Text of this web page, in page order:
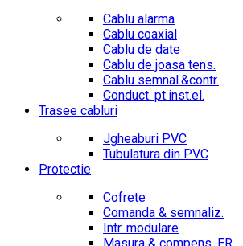
Cablu alarma
Cablu coaxial
Cablu de date
Cablu de joasa tens.
Cablu semnal.&contr.
Conduct. pt.inst.el.
Trasee cabluri
Jgheaburi PVC
Tubulatura din PVC
Protectie
Cofrete
Comanda & semnaliz.
Intr. modulare